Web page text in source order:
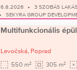
6.8.2026
3 SZOBÁS
SEKYRA GROUP
Multifunkcionális
Levočská, Poprad
550 m2 305 m2